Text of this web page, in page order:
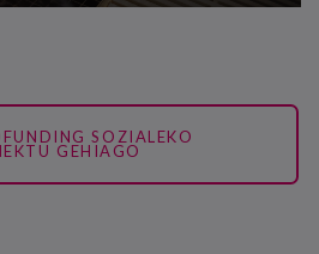
SOZIALEKO
GEHIAGO